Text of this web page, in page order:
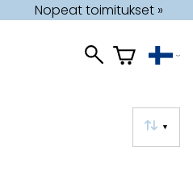
Nopeat toimitukset »
▼